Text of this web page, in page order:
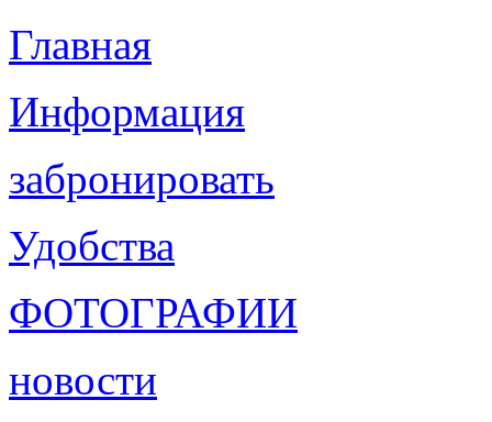
Главная
Информация
забронировать
Удобства
ФОТОГРАФИИ
новости